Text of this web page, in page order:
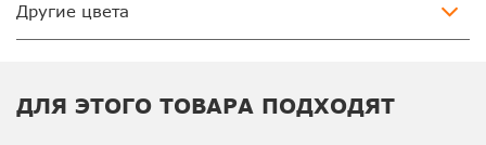
Другие цвета
ДЛЯ ЭТОГО ТОВАРА ПОДХОДЯТ